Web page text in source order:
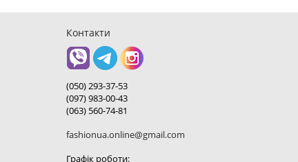
Контакти
(050) 293-37-53
(097) 983-00-43
(063) 560-74-81
fashionua.online@gmail.com
Графік роботи: